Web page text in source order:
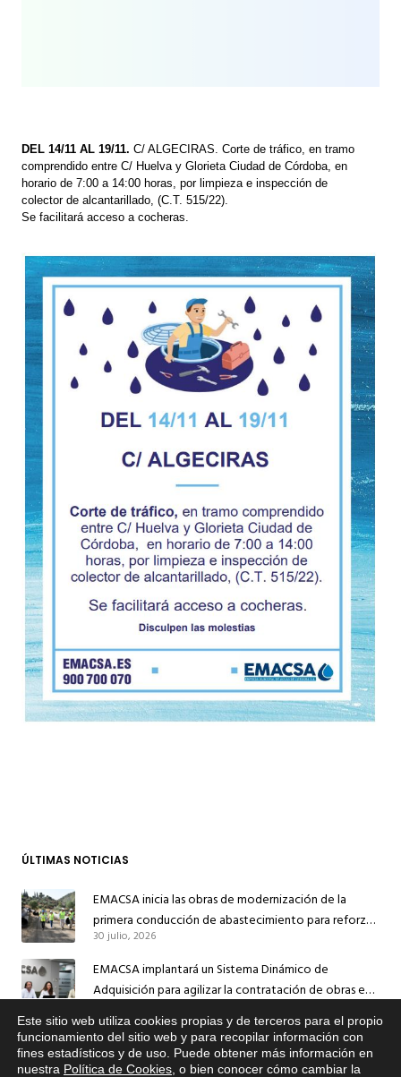
DEL 14/11 AL 19/11.C/ ALGECIRAS. Corte de tráfico, en tramo
comprendido entre C/ Huelva y Glorieta Ciudad de Córdoba, en
horario de 7:00 a 14:00 horas, por limpieza e inspección de
colector de alcantarillado, (C.T. 515/22).
Se facilitará acceso a cocheras.
ÚLTIMAS NOTICIAS
EMACSA inicia las obras de modernización de la
primera conducción de abastecimiento para reforzar
el suministro de agua de Córdoba
30 julio, 2026
EMACSA implantará un Sistema Dinámico de
Adquisición para agilizar la contratación de obras en
EMACSA inicia hoy las obras de una nueva arteria de
abastecimiento y una red de agua no potable en
Este sitio web utiliza cookies propias y de terceros para el propio
funcionamiento del sitio web y para recopilar información con
fines estadísticos y de uso. Puede obtener más información en
nuestra Política de Cookies , o bien conocer cómo cambiar la
Si tiene cualquier duda sobre
EMACSA, haga click abajo.